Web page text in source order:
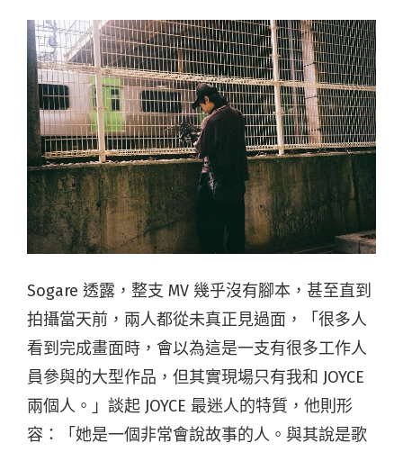
Sogare 透露，整支 MV 幾乎沒有腳本，甚至直到
拍攝當天前，兩人都從未真正見過面，「很多人
看到完成畫面時，會以為這是一支有很多工作人
員參與的大型作品，但其實現場只有我和 JOYCE
兩個人。」談起 JOYCE 最迷人的特質，他則形
容：「她是一個非常會說故事的人。與其說是歌